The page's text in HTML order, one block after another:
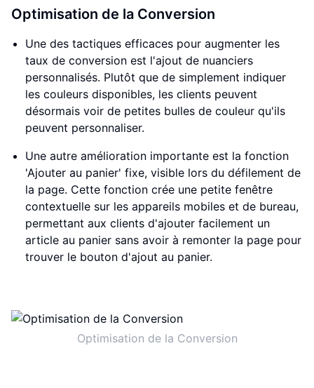
Optimisation de la Conversion
Une des tactiques efficaces pour augmenter les
taux de conversion est l'ajout de nuanciers
personnalisés. Plutôt que de simplement indiquer
les couleurs disponibles, les clients peuvent
désormais voir de petites bulles de couleur qu'ils
peuvent personnaliser.
Une autre amélioration importante est la fonction
'Ajouter au panier' fixe, visible lors du défilement de
la page. Cette fonction crée une petite fenêtre
contextuelle sur les appareils mobiles et de bureau,
permettant aux clients d'ajouter facilement un
article au panier sans avoir à remonter la page pour
trouver le bouton d'ajout au panier.
Optimisation de la Conversion